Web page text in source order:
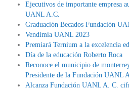
Ejecutivos de importante empresa
UANL A.C.
Graduación Becados Fundación
Vendimia UANL 2023
Premiará Ternium a la excelencia
Día de la educación Roberto Roca
Reconoce el municipio de
Presidente de la Fundación UANL
Alcanza Fundación UANL A. C.